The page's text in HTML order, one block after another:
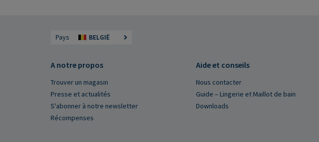
Pays BELGIË
A notre propos
Trouver un magasin
Presse et actualités
S'abonner à notre newsletter
Récompenses
Aide et conseils
Nous contacter
Guide – Lingerie et Maillot de bain
Downloads